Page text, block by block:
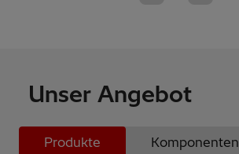
Unser Angebot
Produkte Komponenten